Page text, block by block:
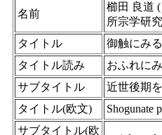
名前
櫛田 良道
所宗学研
タイトル
御触にみ
タイトル読み
おふれに
サブタイトル
近世後期
タイトル(欧文)
Shogunate
サブタイトル(欧